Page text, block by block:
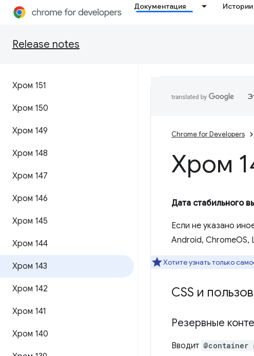
Документация
Release notes
Хром 151
Хром 150
Хром 149
Хром 148
Хром 147
Хром 146
Хром 145
Хром 144
Хром 143
Хром 142
Хром 141
Хром 140
Chrome for Developers
Хром
Дата стабильного
Если не указано
Android, ChromeOS,
Хотите узнать только
CSS и
Резервные
Вводит